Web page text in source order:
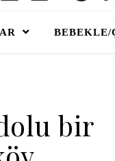
BEBEKLE/
bir